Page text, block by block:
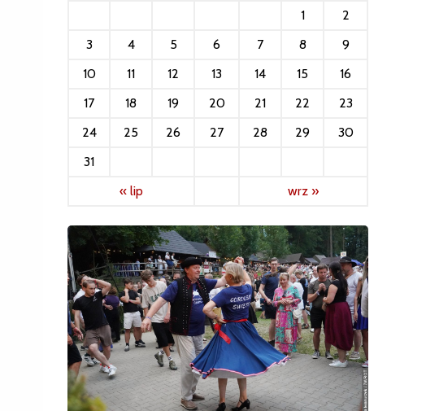
1
2
3
4 5 6 7 8
9
10
11 12 13 14 15
16
17
18 19 20 21 22
23
24
25 26 27 28 29
30
31
« lip
wrz »